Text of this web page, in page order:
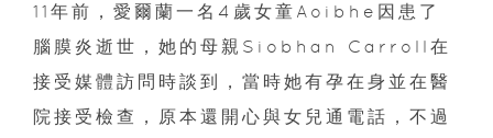
11年前，愛爾蘭一名4歲女童Aoibhe因患了
腦膜炎逝世，她的母親Siobhan Carroll在
接受媒體訪問時談到，當時她有孕在身並在醫
院接受檢查，原本還開心與女兒通電話，不過